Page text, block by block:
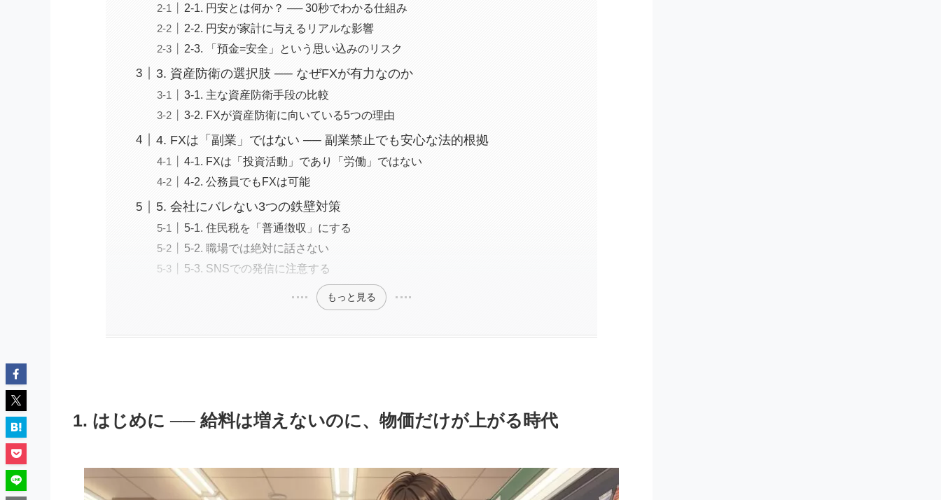
2-1. 円安とは何か？ ── 30秒でわかる仕組み
2-2. 円安が家計に与えるリアルな影響
2-3. 「預金=安全」という思い込みのリスク
3. 資産防衛の選択肢 ── なぜFXが有力なのか
3-1. 主な資産防衛手段の比較
3-2. FXが資産防衛に向いている5つの理由
4. FXは「副業」ではない ── 副業禁止でも安心な法的根拠
4-1. FXは「投資活動」であり「労働」ではない
4-2. 公務員でもFXは可能
5. 会社にバレない3つの鉄壁対策
5-1. 住民税を「普通徴収」にする
5-2. 職場では絶対に話さない
5-3. SNSでの発信に注意する
もっと見る
1. はじめに ── 給料は増えないのに、物価だけが上がる時代